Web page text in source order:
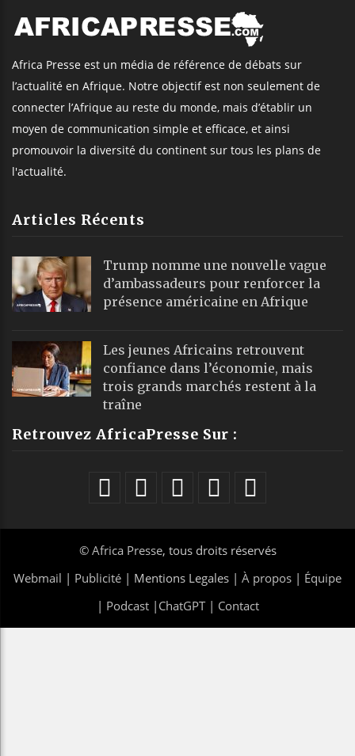
Africa Presse est un média de référence de débats sur
l’actualité en Afrique. Notre objectif est non seulement de
connecter l’Afrique au reste du monde, mais d’établir un
moyen de communication simple et efficace, et ainsi
promouvoir la diversité du continent sur tous les plans de
l'actualité.
Articles Récents
Trump nomme une nouvelle vague
d’ambassadeurs pour renforcer la
présence américaine en Afrique
Les jeunes Africains retrouvent
confiance dans l’économie, mais
trois grands marchés restent à la
traîne
Retrouvez AfricaPresse Sur :
© Africa Presse, tous droits réservés
Webmail | Publicité | Mentions Legales | À propos | Équipe
| Podcast| ChatGPT| Contact